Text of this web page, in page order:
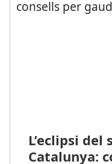
L’eclipsi del
Catalunya: